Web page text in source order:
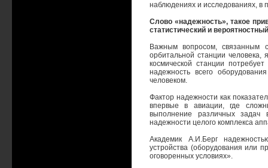
наблюдениях и исследованиях, в
Слово «надежность», такое
статистический и
Важным вопросом, связанным
орбитальной станции человека,
космической станции
надежность всего
человеком.
Фактор надежности как
впервые в авиации, где
выполнение различных задач
надежности целого комплекса
Академик А.И.Берг
устройства (оборудования или
оговоренных условиях».